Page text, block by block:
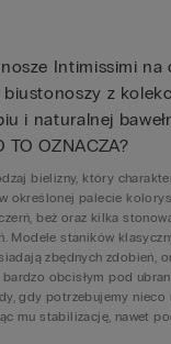
Intimissimi na
z
i naturalnej
TO OZNACZA?
bielizny, który
określonej palecie
beż oraz kilka
Modele staników
zbędnych zdobień,
obcisłym pod
gdy potrzebujemy nieco
mu stabilizację, nawet